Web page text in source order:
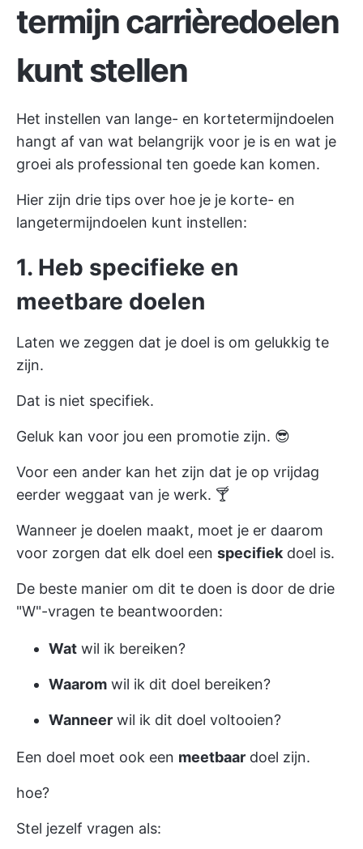
termijn carrièredoelen
kunt stellen
Het instellen van lange- en kortetermijndoelen
hangt af van wat belangrijk voor je is en wat je
groei als professional ten goede kan komen.
Hier zijn drie tips over hoe je je korte- en
langetermijndoelen kunt instellen:
1. Heb specifieke en
meetbare doelen
Laten we zeggen dat je doel is om gelukkig te
zijn.
Dat is niet specifiek.
Geluk kan voor jou een promotie zijn. 😎
Voor een ander kan het zijn dat je op vrijdag
eerder weggaat van je werk. 🍸
Wanneer je doelen maakt, moet je er daarom
voor zorgen dat elk doel een specifiek doel is.
De beste manier om dit te doen is door de drie
"W"-vragen te beantwoorden:
Wat wil ik bereiken?
Waarom wil ik dit doel bereiken?
Wanneer wil ik dit doel voltooien?
Een doel moet ook een meetbaar doel zijn.
hoe?
Stel jezelf vragen als: